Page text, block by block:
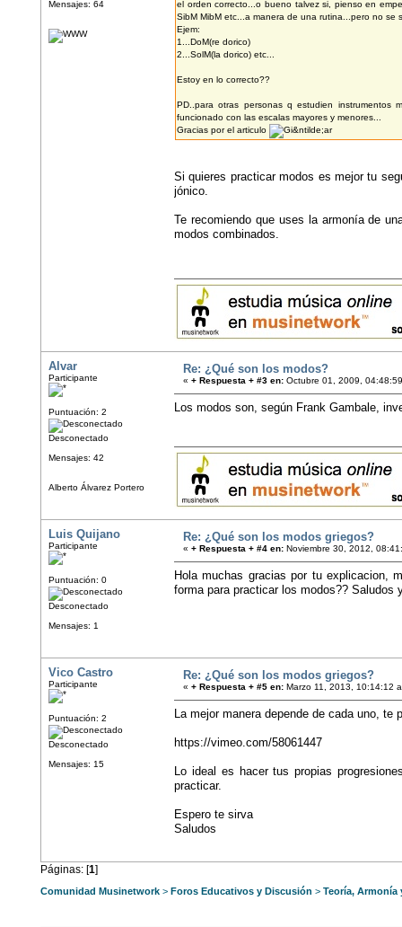
Mensajes: 64
el orden correcto...o bueno talvez si, pienso en
SibM MibM etc...a manera de una rutina...pero no se
Ejem:
1...DoM(re dorico)
2...SolM(la dorico) etc...
Estoy en lo correcto??
PD..para otras personas q estudien
funcionado con las escalas mayores y menores...
Gracias por el articulo
Si quieres practicar modos es mejor tu
jónico.
Te recomiendo que uses la armonía de
modos combinados.
Alvar
Participante
Puntuación: 2
Desconectado
Mensajes: 42
Alberto Álvarez Portero
Re: ¿Qué son los modos?
« + Respuesta + #3 en: Octubre 01, 2009,
Los modos son, según Frank Gambale,
Luis Quijano
Participante
Puntuación: 0
Desconectado
Mensajes: 1
Re: ¿Qué son los modos griegos?
« + Respuesta + #4 en: Noviembre 30, 2012,
Hola muchas gracias por tu explicacion,
forma para practicar los modos?? Saludos
Vico Castro
Participante
Puntuación: 2
Desconectado
Mensajes: 15
Re: ¿Qué son los modos griegos?
« + Respuesta + #5 en: Marzo 11, 2013, 10:14:12
La mejor manera depende de cada uno, te
https://vimeo.com/58061447
Lo ideal es hacer tus propias
practicar.
Espero te sirva
Saludos
Páginas: [1]
Comunidad Musinetwork > Foros Educativos y Discusión > Teoría,